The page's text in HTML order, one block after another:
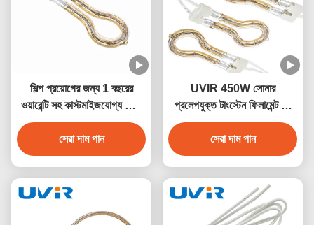
শিল্প প্রয়োগের জন্য 1 বছরের
ওয়ারেন্টি সহ কাস্টমাইজযোগ্য গোল্ড
রিফ্লেক্টর রিং ইনফ্রারেড ল্যাম্প
সেরা দাম পান
UVIR 450W সোনার
প্রলেপযুক্ত টাংস্টেন ফিলামেন্ট রিং
ইনফ্রারেড ল্যাম্প
সেরা দাম পান